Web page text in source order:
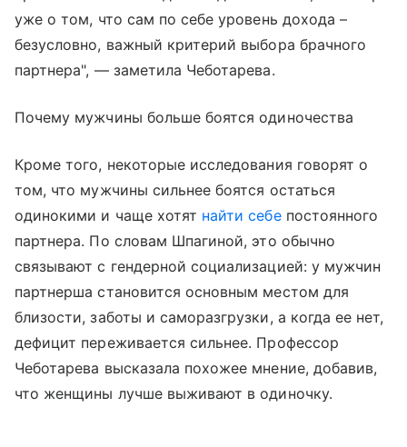
уже о том, что сам по себе уровень дохода –
безусловно, важный критерий выбора брачного
партнера", — заметила Чеботарева.
Почему мужчины больше боятся одиночества
Кроме того, некоторые исследования говорят о
том, что мужчины сильнее боятся остаться
одинокими и чаще хотят найти себепостоянного
партнера. По словам Шпагиной, это обычно
связывают с гендерной социализацией: у мужчин
партнерша становится основным местом для
близости, заботы и саморазгрузки, а когда ее нет,
дефицит переживается сильнее. Профессор
Чеботарева высказала похожее мнение, добавив,
что женщины лучше выживают в одиночку.